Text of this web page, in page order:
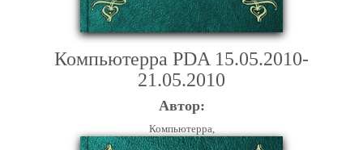
Компьютерра PDA 15.05.2010-
21.05.2010
Автор:
Компьютерра,